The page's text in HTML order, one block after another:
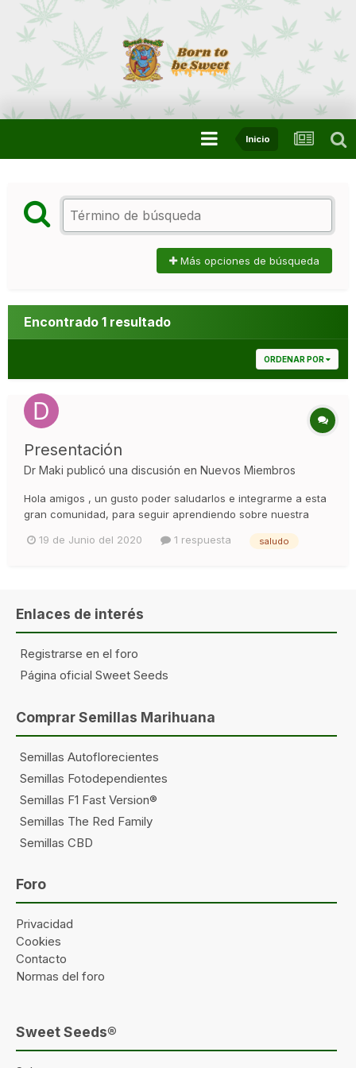
Inicio
Más opciones de búsqueda
Encontrado 1 resultado
ORDENAR POR
Presentación
Dr Maki publicó una discusión en Nuevos Miembros
Hola amigos , un gusto poder saludarlos e integrarme a esta
gran comunidad, para seguir aprendiendo sobre nuestra
cultivando solo en interior y muchas ganas y disposición
19 de Junio del 2020 1 respuesta saludo
Enlaces de interés
Registrarse en el foro
Página oficial Sweet Seeds
Comprar Semillas Marihuana
Semillas Autoflorecientes
Semillas Fotodependientes
Semillas F1 Fast Version®
Semillas The Red Family
Semillas CBD
Foro
Privacidad
Cookies
Contacto
Normas del foro
Sweet Seeds®